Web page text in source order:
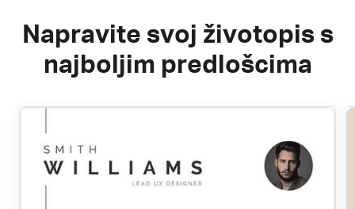
Napravite svoj životopis s
najboljim predlošcima